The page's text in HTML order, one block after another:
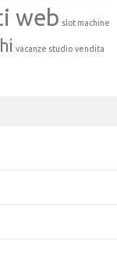
web slot machine
vacanze studio vendita